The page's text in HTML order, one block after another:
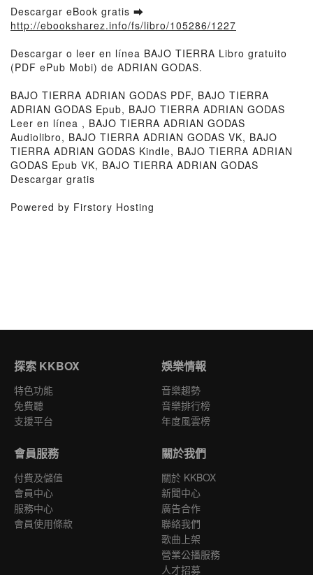
Descargar eBook gratis ➡
http://ebooksharez.info/fs/libro/105286/1227
Descargar o leer en línea BAJO TIERRA Libro gratuito
(PDF ePub Mobi) de ADRIAN GODAS.
BAJO TIERRA ADRIAN GODAS PDF, BAJO TIERRA
ADRIAN GODAS Epub, BAJO TIERRA ADRIAN GODAS
Leer en línea , BAJO TIERRA ADRIAN GODAS
Audiolibro, BAJO TIERRA ADRIAN GODAS VK, BAJO
TIERRA ADRIAN GODAS Kindle, BAJO TIERRA ADRIAN
GODAS Epub VK, BAJO TIERRA ADRIAN GODAS
Descargar gratis
Powered by Firstory Hosting
探索 KKBOX
特色功能
免費聽
支援平台
娛樂情報
音樂趨勢
音樂排行榜
年度風雲榜
會員服務
付費及儲值
會員中心
服務中心
會員使用條款
關於我們
關於 KKBOX
新聞中心
廣告合作
聯絡我們
歌曲上架
營業公播服務
人才招募